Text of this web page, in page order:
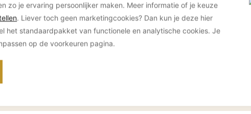
zo je ervaring persoonlijker maken. Meer informatie of je keuze
. Liever toch geen marketingcookies? Dan kun je deze hier
het standaardpakket van functionele en analytische cookies. Je
op de voorkeuren pagina.